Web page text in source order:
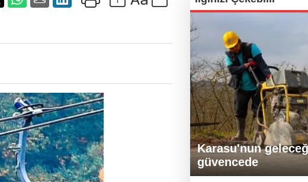
Karasu'nun
güvencede